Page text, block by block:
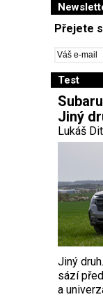
Přejete
Test
Jiný
Lukáš
Jiný
sází
a